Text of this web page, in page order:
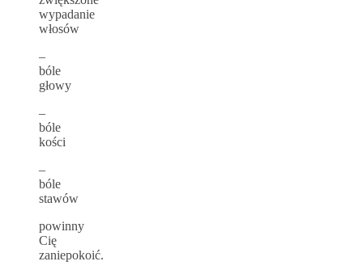
wypadanie
włosów
–
bóle
głowy
–
bóle
kości
–
bóle
stawów
powinny
Cię
zaniepokoić.